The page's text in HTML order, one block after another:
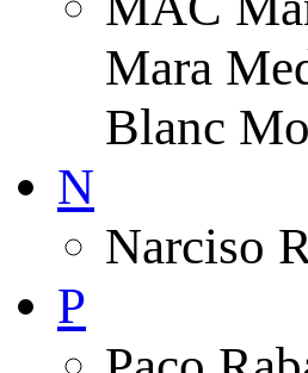
Mara
Blanc
N
Narciso
P